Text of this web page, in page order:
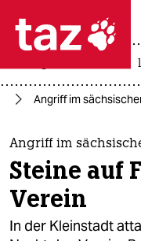
 taz
themen
politik
öko
Angriff im
Angriff im
Steine auf
Verein
In der Kleinstadt